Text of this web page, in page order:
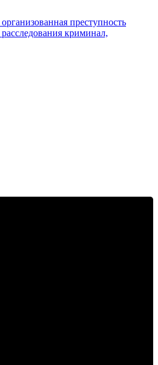
организованная преступность
расследования криминал,